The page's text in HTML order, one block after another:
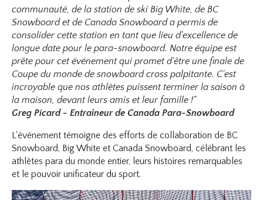
communauté, de la station de ski Big White, de BC
Snowboard et de Canada Snowboard a permis de
consolider cette station en tant que lieu d'excellence de
longue date pour le para-snowboard. Notre équipe est
prête pour cet événement qui promet d'être une finale de
Coupe du monde de snowboard cross palpitante. C'est
incroyable que nos athlètes puissent terminer la saison à
la maison, devant leurs amis et leur famille !"
Greg Picard - Entraîneur de Canada Para-Snowboard
L'événement témoigne des efforts de collaboration de BC
Snowboard, Big White et Canada Snowboard, célébrant les
athlètes para du monde entier, leurs histoires remarquables
et le pouvoir unificateur du sport.